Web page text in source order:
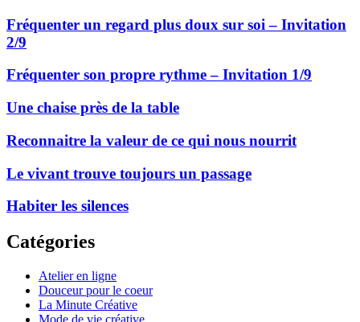
Fréquenter un regard plus doux sur soi – Invitation
2/9
Fréquenter son propre rythme – Invitation 1/9
Une chaise près de la table
Reconnaitre la valeur de ce qui nous nourrit
Le vivant trouve toujours un passage
Habiter les silences
Catégories
Atelier en ligne
Douceur pour le coeur
La Minute Créative
Mode de vie créative